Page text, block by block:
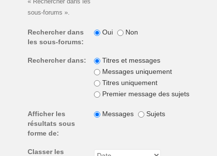
« Rechercher dans les
sous-forums ».
Rechercher dans
les sous-forums:
Oui Non
Rechercher dans:
Titres et messages
Messages uniquement
Titres uniquement
Premier message des sujets
Afficher les
résultats sous
forme de:
Messages Sujets
Classer les